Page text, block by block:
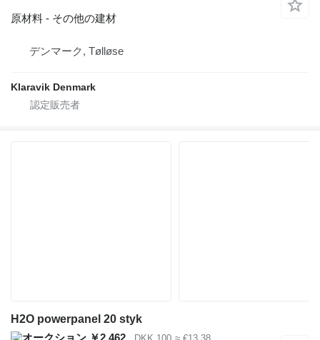
原材料 - その他の建材
デンマーク, Tølløse
Klaravik Denmark
H2O powerpanel 20 styk
￥2,462